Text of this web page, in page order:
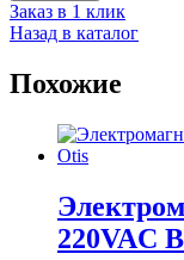
Заказ в 1 клик
Назад в каталог
Похожие
220VAC